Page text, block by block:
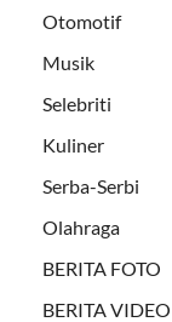
Otomotif
Musik
Selebriti
Kuliner
Serba-Serbi
Olahraga
BERITA FOTO
BERITA VIDEO